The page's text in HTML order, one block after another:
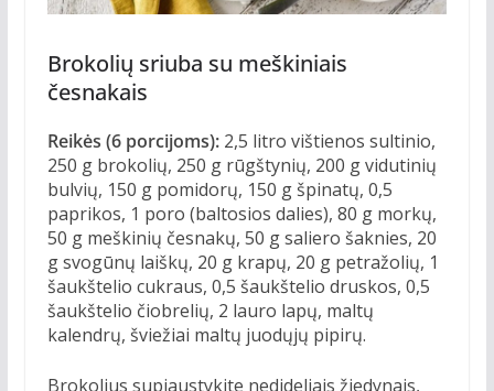
Brokolių sriuba su meškiniais
česnakais
Reikės (6 porcijoms):2,5 litro vištienos sultinio,
250 g brokolių, 250 g rūgštynių, 200 g vidutinių
bulvių, 150 g pomidorų, 150 g špinatų, 0,5
paprikos, 1 poro (baltosios dalies), 80 g morkų,
50 g meškinių česnakų, 50 g saliero šaknies, 20
g svogūnų laiškų, 20 g krapų, 20 g petražolių, 1
šaukštelio cukraus, 0,5 šaukštelio druskos, 0,5
šaukštelio čiobrelių, 2 lauro lapų, maltų
kalendrų, šviežiai maltų juodųjų pipirų.
Brokolius supjaustykite nedideliais žiedynais,